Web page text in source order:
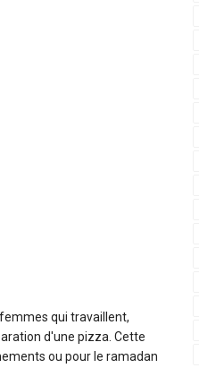
qui travaillent,
d'une pizza. Cette
ou pour le ramadan